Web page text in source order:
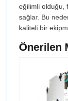
eğilimli olduğu,
sağlar. Bu
kaliteli bir
Önerilen